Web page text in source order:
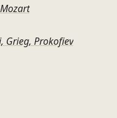
Grieg, Prokofiev